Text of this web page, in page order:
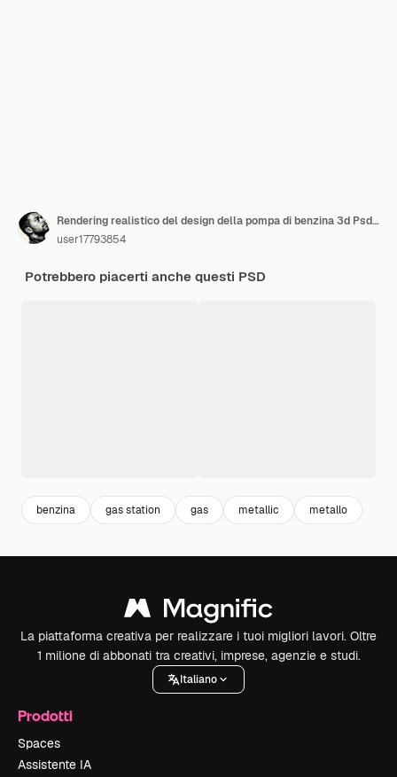
Rendering realistico del design della pompa di benzina 3d Psd Premium
user17793854
Potrebbero piacerti anche questi PSD
benzina gas station gas metallic metallo
La piattaforma creativa per realizzare i tuoi migliori lavori. Oltre
1 milione di abbonati tra creativi, imprese, agenzie e studi.
Italiano
Prodotti
Spaces
Assistente IA